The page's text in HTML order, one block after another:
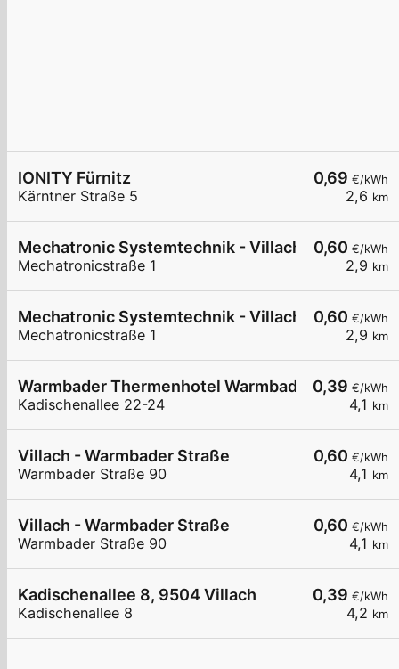
0,69 €/kWh
2,6 km
IONITY Fürnitz
Kärntner Straße 5
0,60 €/kWh
2,9 km
Mechatronic Systemtechnik - Villach
Mechatronicstraße 1
0,60 €/kWh
2,9 km
Mechatronic Systemtechnik - Villach
Mechatronicstraße 1
0,39 €/kWh
4,1 km
Warmbader Thermenhotel Warmbad-Villach
Kadischenallee 22-24
0,60 €/kWh
4,1 km
Villach - Warmbader Straße
Warmbader Straße 90
0,60 €/kWh
4,1 km
Villach - Warmbader Straße
Warmbader Straße 90
0,39 €/kWh
4,2 km
Kadischenallee 8, 9504 Villach
Kadischenallee 8